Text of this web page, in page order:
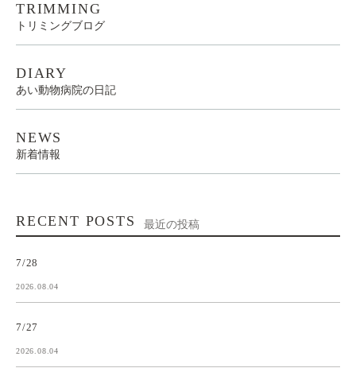
TRIMMING
トリミングブログ
DIARY
あい動物病院の日記
NEWS
新着情報
RECENT POSTS 最近の投稿
7/28
2026.08.04
7/27
2026.08.04